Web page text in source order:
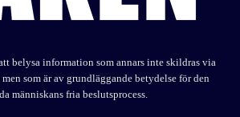
belysa information som annars inte skildras via
som är av grundläggande betydelse för den
människans fria beslutsprocess.